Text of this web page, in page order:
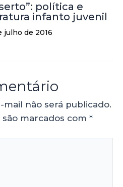
política e
infanto juvenil
julho de 2016
não será publicado.
marcados com *